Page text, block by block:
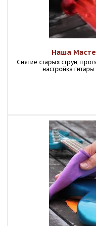
Наша
Снятие старых струн,
настройка